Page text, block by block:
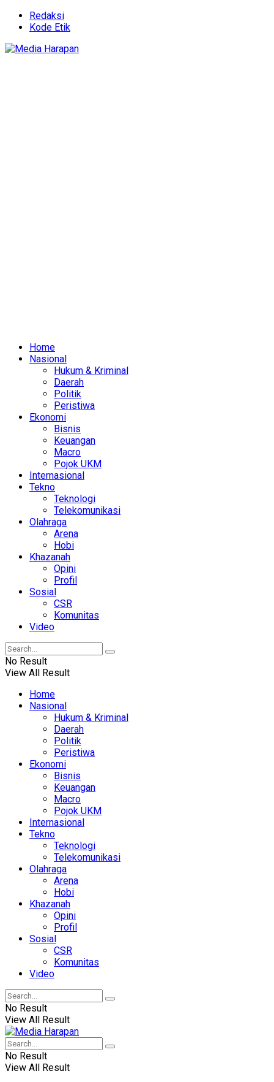
Redaksi
Kode Etik
Home
Nasional
Hukum & Kriminal
Daerah
Politik
Peristiwa
Ekonomi
Bisnis
Keuangan
Macro
Pojok UKM
Internasional
Tekno
Teknologi
Telekomunikasi
Olahraga
Arena
Hobi
Khazanah
Opini
Profil
Sosial
CSR
Komunitas
Video
No Result
View All Result
Home
Nasional
Hukum & Kriminal
Daerah
Politik
Peristiwa
Ekonomi
Bisnis
Keuangan
Macro
Pojok UKM
Internasional
Tekno
Teknologi
Telekomunikasi
Olahraga
Arena
Hobi
Khazanah
Opini
Profil
Sosial
CSR
Komunitas
Video
No Result
View All Result
No Result
View All Result